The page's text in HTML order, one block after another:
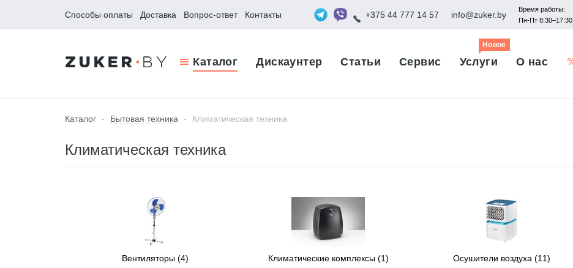
Способы оплаты Доставка Вопрос-ответ Контакты +375 44 777 14 57 info@zuker.by
Время работы:
Пн-Пт 8:30–17:30
Каталог Дискаунтер Статьи Сервис Услуги
Новое
О нас
Каталог - Бытовая техника - Климатическая техника
Климатическая техника
Вентиляторы (4) Климатические комплексы (1) Осушители воздуха (11)